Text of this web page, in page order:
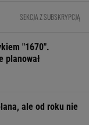
SEKCJA Z SUBSKRYPCJĄ
"1670".
planował
ale od roku nie